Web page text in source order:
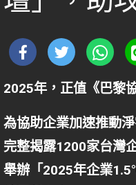
2025年，正值《巴黎
為協助企業加速推動
完整揭露1200家台灣
舉辦「2025年企業